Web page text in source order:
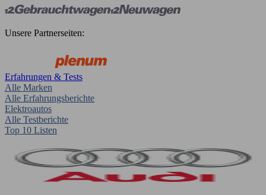
Unsere Partnerseiten:
Erfahrungen & Tests
Alle Marken
Alle Erfahrungsberichte
Elektroautos
Alle Testberichte
Top 10 Listen